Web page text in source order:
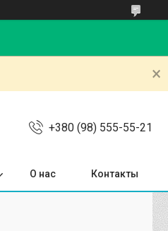
+380 (98) 555-55-21
О нас Контакты